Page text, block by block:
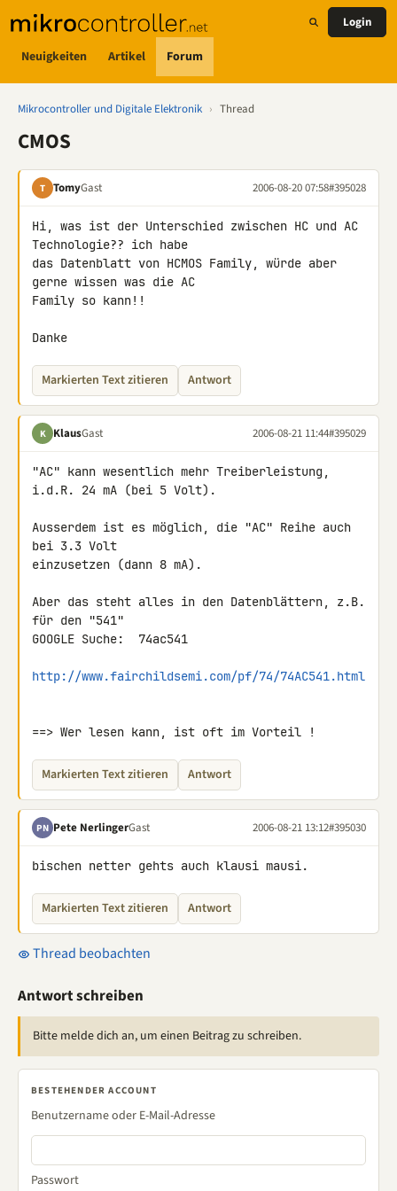
Neuigkeiten Artikel Forum
Login
Mikrocontroller und Digitale Elektronik › Thread
CMOS
T TomyGast 2006-08-20 07:58#395028
Hi, was ist der Unterschied zwischen HC und AC
Technologie?? ich habe
das Datenblatt von HCMOS Family, würde aber
gerne wissen was die AC
Family so kann!!
Danke
Markierten Text zitieren Antwort
K KlausGast 2006-08-21 11:44#395029
"AC" kann wesentlich mehr Treiberleistung,
i.d.R. 24 mA (bei 5 Volt).
Ausserdem ist es möglich, die "AC" Reihe auch
bei 3.3 Volt
einzusetzen (dann 8 mA).
Aber das steht alles in den Datenblättern, z.B.
für den "541"
GOOGLE Suche:  74ac541
http://www.fairchildsemi.com/pf/74/74AC541.html
==> Wer lesen kann, ist oft im Vorteil !
Markierten Text zitieren Antwort
PN Pete NerlingerGast 2006-08-21 13:12#395030
bischen netter gehts auch klausi mausi.
Markierten Text zitieren Antwort
Thread beobachten
Antwort schreiben
Bitte melde dich an, um einen Beitrag zu schreiben.
BESTEHENDER ACCOUNT
Benutzername oder E-Mail-Adresse
Passwort